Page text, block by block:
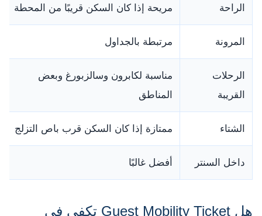
الراحة مريحة إذا كان السكن قريبًا من المحطة
المرونة مرتبطة بالجداول
الرحلات
القريبة
مناسبة لكابرون وسالزبورغ وبعض
المناطق
الشتاء ممتازة إذا كان السكن قرب باص التزلج
داخل السنتر أفضل غالبًا
هل Guest Mobility Ticket تكفي في